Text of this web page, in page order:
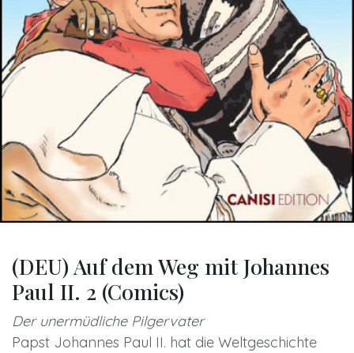
(DEU) Auf dem Weg mit Johannes
Paul II. 2 (Comics)
Der unermüdliche Pilgervater
Papst Johannes Paul II. hat die Weltgeschichte